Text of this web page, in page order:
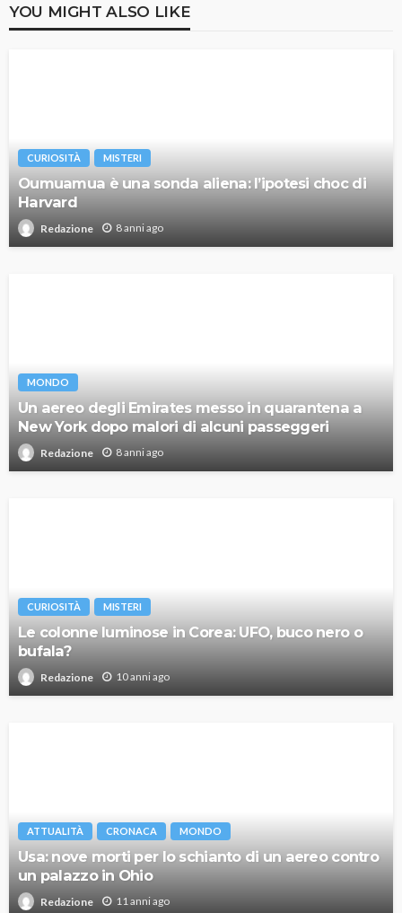
YOU MIGHT ALSO LIKE
CURIOSITÀ MISTERI
Oumuamua è una sonda aliena: l’ipotesi choc di
Harvard
Redazione 8 anni ago
MONDO
Un aereo degli Emirates messo in quarantena a
New York dopo malori di alcuni passeggeri
Redazione 8 anni ago
CURIOSITÀ MISTERI
Le colonne luminose in Corea: UFO, buco nero o
bufala?
Redazione 10 anni ago
ATTUALITÀ CRONACA MONDO
Usa: nove morti per lo schianto di un aereo contro
un palazzo in Ohio
Redazione 11 anni ago